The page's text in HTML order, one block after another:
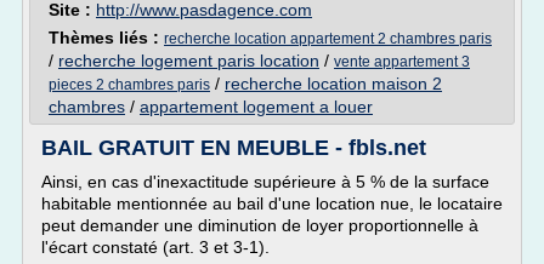
Site : http://www.pasdagence.com
Thèmes liés : recherche location appartement 2 chambres paris
/ recherche logement paris location / vente appartement 3
pieces 2 chambres paris / recherche location maison 2
chambres / appartement logement a louer
BAIL GRATUIT EN MEUBLE - fbls.net
Ainsi, en cas d'inexactitude supérieure à 5 % de la surface
habitable mentionnée au bail d'une location nue, le locataire
peut demander une diminution de loyer proportionnelle à
l'écart constaté (art. 3 et 3-1).